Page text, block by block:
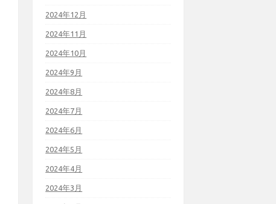
2024年12月
2024年11月
2024年10月
2024年9月
2024年8月
2024年7月
2024年6月
2024年5月
2024年4月
2024年3月